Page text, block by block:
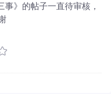
》的帖子一直待审核，